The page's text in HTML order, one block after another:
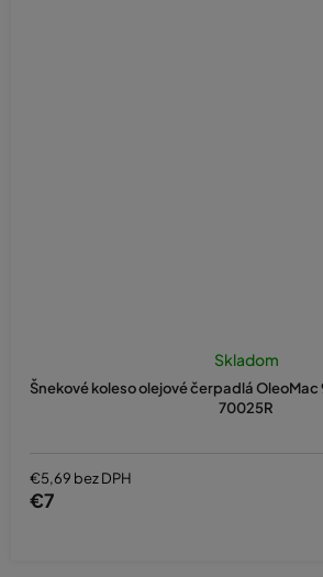
Šnekové koleso olejové čerpadlá OleoMac
70025R
Skladom
€5,69 bez DPH
€7